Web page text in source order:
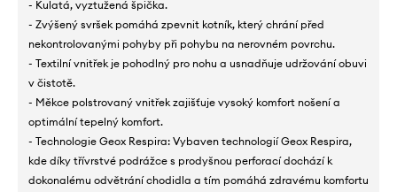
- Kulatá, vyztužená špička.
- Zvýšený svršek pomáhá zpevnit kotník, který chrání před
nekontrolovanými pohyby při pohybu na nerovném povrchu.
- Textilní vnitřek je pohodlný pro nohu a usnadňuje udržování obuvi
v čistotě.
- Měkce polstrovaný vnitřek zajišťuje vysoký komfort nošení a
optimální tepelný komfort.
- Technologie Geox Respira: Vybaven technologií Geox Respira,
kde díky třívrstvé podrážce s prodyšnou perforací dochází k
dokonalému odvětrání chodidla a tím pomáhá zdravému komfortu